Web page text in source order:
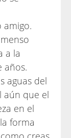
amigo.
a la
años.
aguas del
aún que el
en el
forma